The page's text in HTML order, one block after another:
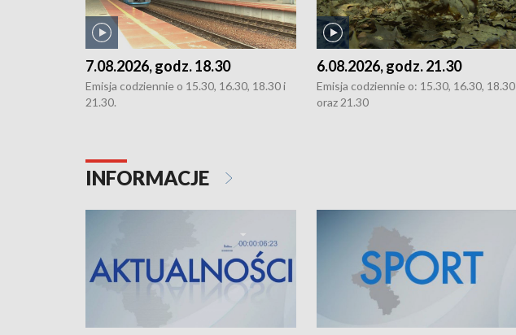
7.08.2026, godz. 18.30
Emisja codziennie o 15.30, 16.30, 18.30 i
21.30.
6.08.2026, godz. 21.30
Emisja codziennie o: 15.30, 16.30, 18.30
oraz 21.30
INFORMACJE